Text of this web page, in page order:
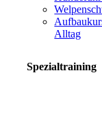
Alltag
Spezialtraining